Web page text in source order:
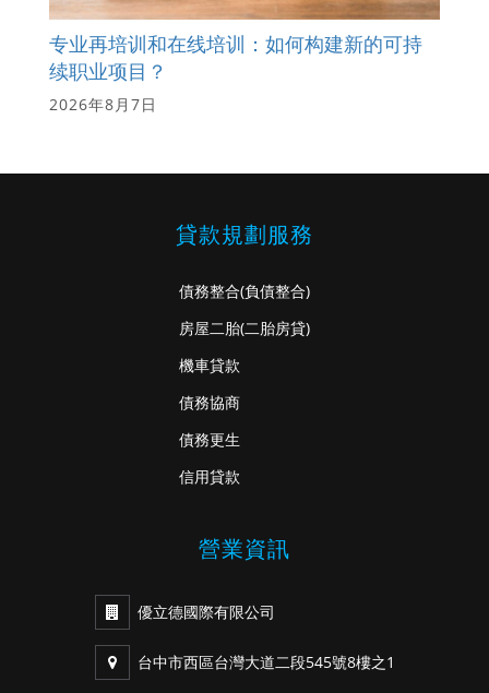
专业再培训和在线培训：如何构建新的可持
续职业项目？
2026年8月7日
貸款規劃服務
債務整合(負債整合)
房屋二胎(二胎房貸)
機車貸款
債務協商
債務更生
信用貸款
營業資訊
優立德國際有限公司
台中市西區台灣大道二段545號8樓之1